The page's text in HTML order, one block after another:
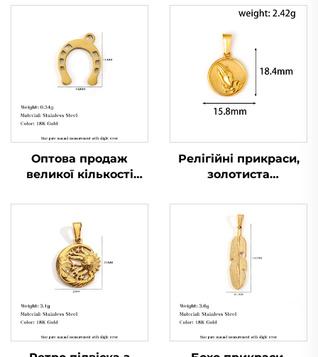
Оптова продаж
великої кількості
талисманів удачі, з
нержавіючої сталі,
прикраси
Релігійні прикраси,
золотиста
молящими руками у
колі, чоловіча
брелок-підвіска